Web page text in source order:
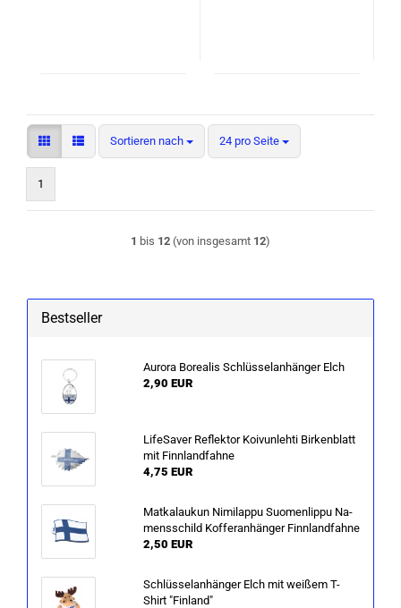
Sortieren nach
Sortieren nach 24 pro Seite
pro Seite
1
1 bis 12 (von insgesamt 12)
Bestseller
Au­ro­ra Bo­rea­lis Schlüs­sel­an­hän­ger Elch
2,90 EUR
Life­Saver Re­flek­tor Koivunleh­ti Bir­ken­blatt
mit Finn­land­fah­ne
4,75 EUR
Mat­ka­l­au­kun Ni­mi­lap­pu Suo­men­lip­pu Na­
mens­schild Kof­fe­r­an­hän­ger Finn­land­fah­ne
2,50 EUR
Schlüs­sel­an­hän­ger Elch mit wei­ßem T-​
Shirt "Fin­land"